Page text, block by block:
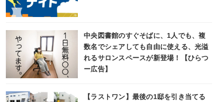
中央図書館のすぐそばに、1人でも、複
数名でシェアしても自由に使える、光溢
れるサロンスペースが新登場！【ひらつ
ー広告】
【ラストワン】最後の1邸を引き当てる